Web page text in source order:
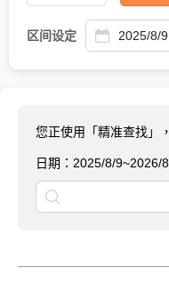
区间设定
您正使用「精准查找」，
日期： 2025/8/9~2026/